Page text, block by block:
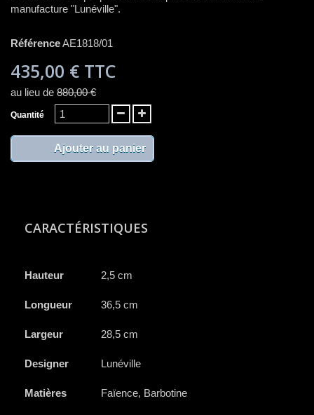
manufacture "Lunéville".
RéférenceAE1818/01
435,00 € TTC
au lieu de 880,00 €
Quantité
Ajouter au panier
CARACTÉRISTIQUES
Hauteur 2,5 cm
Longueur 36,5 cm
Largeur 28,5 cm
Designer Lunéville
Matières Faïence, Barbotine